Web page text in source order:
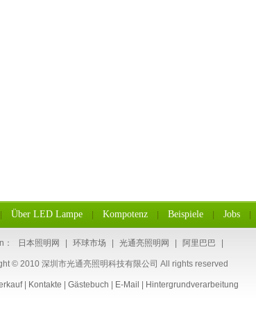
Über LED Lampe Kompotenz Beispiele Jobs
： 日本照明网 环球市场 光通亮照明网 阿里巴巴
© 2010 深圳市光通亮照明科技有限公司 All rights reserved
| Kontakte Gästebuch E-Mail Hintergrundverarbeitung